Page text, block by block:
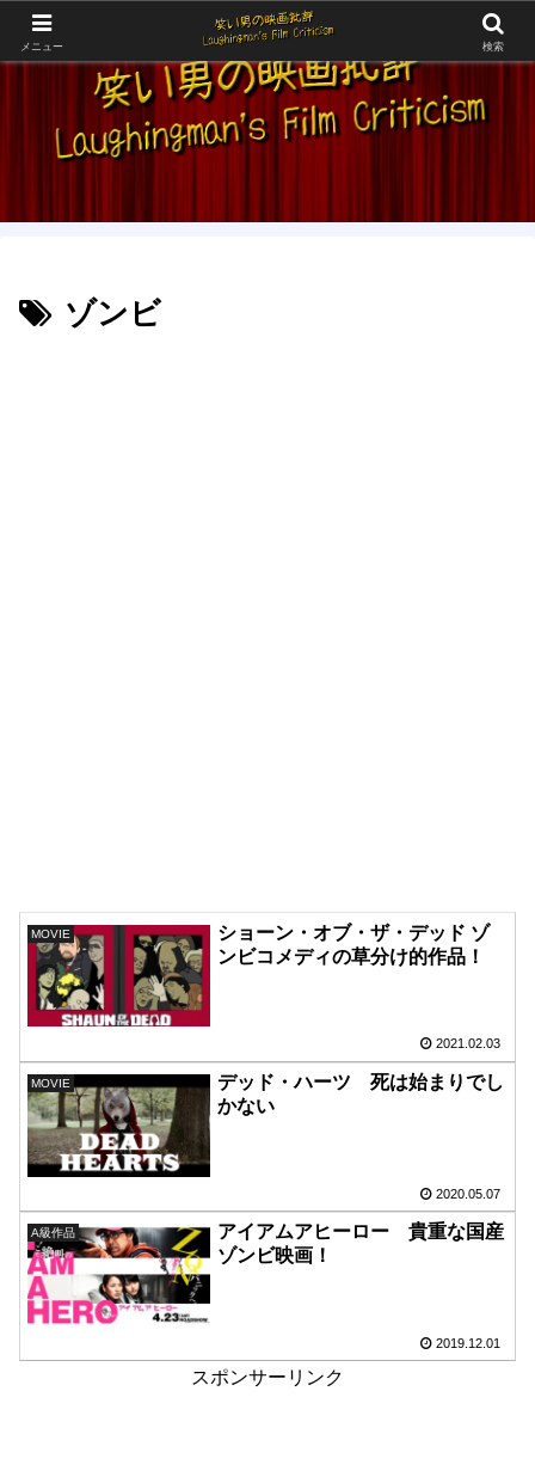
ゾンビ
MOVIE
ショーン・オブ・ザ・デッド ゾ
ンビコメディの草分け的作品！
2021.02.03
MOVIE
デッド・ハーツ 死は始まりでし
かない
2020.05.07
A級作品
アイアムアヒーロー 貴重な国産
ゾンビ映画！
2019.12.01
スポンサーリンク
メニュー 検索